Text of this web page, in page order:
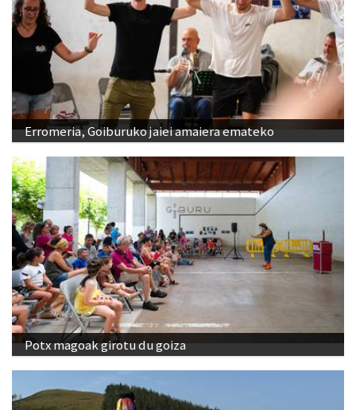
Erromeria, Goiburuko jaiei amaiera emateko
Potx magoak girotu du goiza